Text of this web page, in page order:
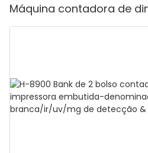
Máquina contadora de